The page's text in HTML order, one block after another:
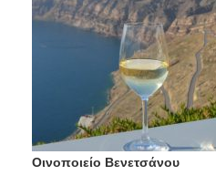
Οινοποιείο Βενετσάνου